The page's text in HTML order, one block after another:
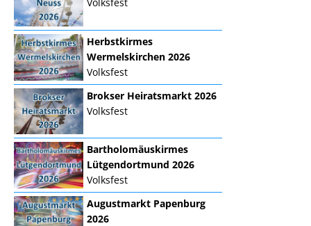
Volksfest
Herbstkirmes
Wermelskirchen 2026
Volksfest
Brokser Heiratsmarkt 2026
Volksfest
Bartholomäuskirmes
Lütgendortmund 2026
Volksfest
Augustmarkt Papenburg
2026